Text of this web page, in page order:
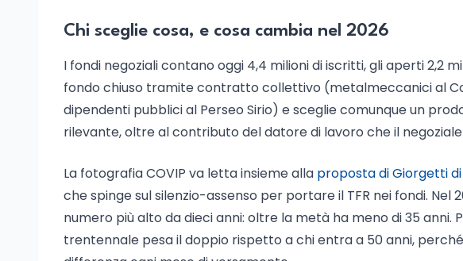
Chi sceglie cosa, e cosa cambia nel 2026
I fondi negoziali contano oggi 4,4 milioni di iscritti, gli aperti 2,2
fondo chiuso tramite contratto collettivo (metalmeccanici al
dipendenti pubblici al Perseo Sirio) e sceglie comunque un
rilevante, oltre al contributo del datore di lavoro che il
La fotografia COVIP va letta insieme alla proposta di Giorgetti
che spinge sul silenzio-assenso per portare il TFR nei fondi. Nel
numero più alto da dieci anni: oltre la metà ha meno di 35 anni.
trentennale pesa il doppio rispetto a chi entra a 50 anni,